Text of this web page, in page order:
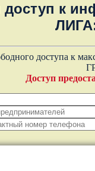
доступ к
доступа к
Доступ